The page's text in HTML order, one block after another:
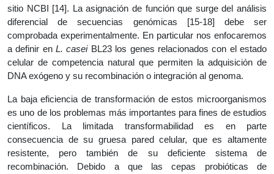
sitio NCBI [14]. La asignación de función que surge del análisis
diferencial de secuencias genómicas [15-18] debe ser
comprobada experimentalmente. En particular nos enfocaremos
a definir enL. caseiBL23 los genes relacionados con el estado
celular de competencia natural que permiten la adquisición de
DNA exógeno y su recombinación o integración al genoma.
La baja eficiencia de transformación de estos microorganismos
es uno de los problemas más importantes para fines de estudios
científicos. La limitada transformabilidad es en parte
consecuencia de su gruesa pared celular, que es altamente
resistente, pero también de su deficiente sistema de
recombinación. Debido a que las cepas probióticas de